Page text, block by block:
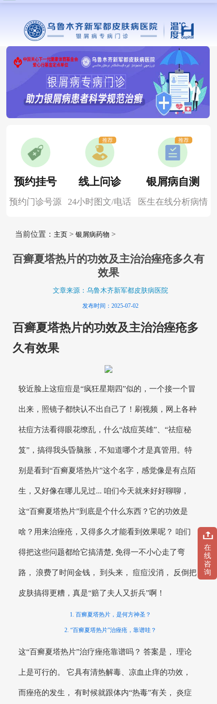
预约挂号
预约门诊号源
线上问诊
24小时图文/电话
推荐
银屑病自测
医生在线分析病情
推荐
当前位置： 主页> 银屑病药物 >
百癣夏塔热片的功效及主治治痤疮多久有
效果
文章来源：乌鲁木齐新军都皮肤病医院
发布时间：2025-07-02
百癣夏塔热片的功效及主治治痤疮多
久有效果
较近脸上这痘痘是“疯狂星期四”似的，一个接一个冒
出来，照镜子都快认不出自己了！刷视频，网上各种
祛痘方法看得眼花缭乱，什么“战痘英雄”、“祛痘秘
笈”，搞得我头昏脑胀，不知道哪个才是真管用。特
别是看到“百癣夏塔热片”这个名字，感觉像是有点陌
生，又好像在哪儿见过... 咱们今天就来好好聊聊，
这“百癣夏塔热片”到底是个什么东西？它的功效是
啥？用来治痤疮，又得多久才能看到效果呢？ 咱们
得把这些问题都给它搞清楚, 免得一不小心走了弯
路， 浪费了时间金钱， 到头来， 痘痘没消， 反倒把
皮肤搞得更糟，真是“赔了夫人又折兵”啊！
1. 百癣夏塔热片，是何方神圣？
2. “百癣夏塔热片”治痤疮，靠谱哇？
这“百癣夏塔热片”治疗痤疮靠谱吗？ 答案是， 理论
上是可行的。 它具有清热解毒、凉血止痒的功效，
而痤疮的发生， 有时候就跟体内“热毒”有关， 炎症
在
线
咨
询